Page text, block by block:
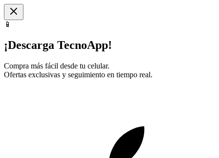
📱
¡Descarga TecnoApp!
Compra más fácil desde tu celular.
Ofertas exclusivas y seguimiento en tiempo real.